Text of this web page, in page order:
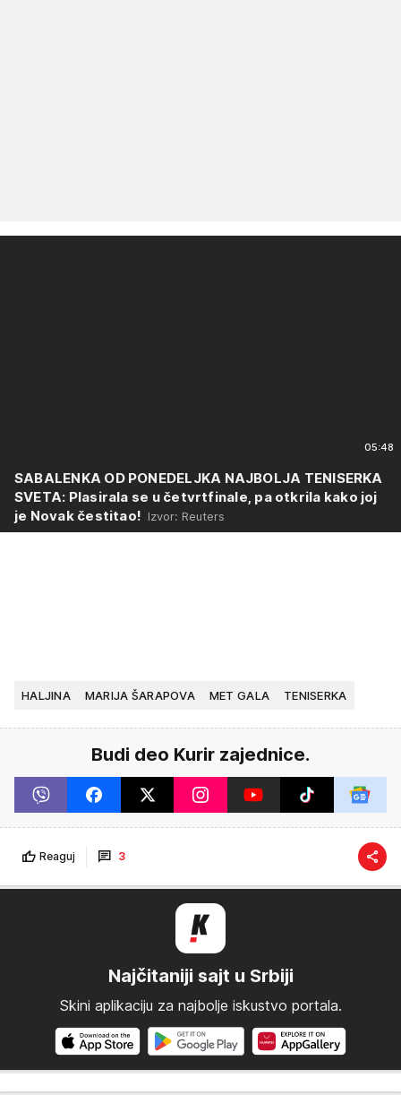
05:48
SABALENKA OD PONEDELJKA NAJBOLJA TENISERKA
SVETA: Plasirala se u četvrtfinale, pa otkrila kako joj
je Novak čestitao! Izvor: Reuters
HALJINA MARIJA ŠARAPOVA MET GALA TENISERKA
Budi deo Kurir zajednice.
Reaguj 3
Najčitaniji sajt u Srbiji
Skini aplikaciju za najbolje iskustvo portala.